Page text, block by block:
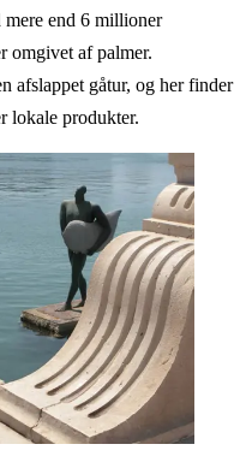
mere end 6 millioner
omgivet af palmer.
afslappet gåtur, og her finder
lokale produkter.